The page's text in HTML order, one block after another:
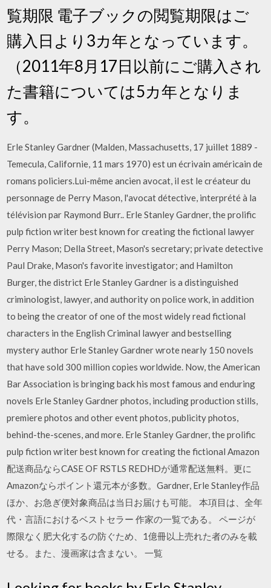
覧期限 電子ブックの閲覧期限はご
購入日より3カ年となっています。
（2011年8月17日以前にご購入され
た書籍については5カ年となりま
す。
Erle Stanley Gardner (Malden, Massachusetts, 17 juillet 1889 -
Temecula, Californie, 11 mars 1970) est un écrivain américain de
romans policiers.Lui-même ancien avocat, il est le créateur du
personnage de Perry Mason, l'avocat détective, interprété à la
télévision par Raymond Burr.. Erle Stanley Gardner, the prolific
pulp fiction writer best known for creating the fictional lawyer
Perry Mason; Della Street, Mason's secretary; private detective
Paul Drake, Mason's favorite investigator; and Hamilton
Burger, the district Erle Stanley Gardner is a distinguished
criminologist, lawyer, and authority on police work, in addition
to being the creator of one of the most widely read fictional
characters in the English Criminal lawyer and bestselling
mystery author Erle Stanley Gardner wrote nearly 150 novels
that have sold 300 million copies worldwide. Now, the American
Bar Association is bringing back his most famous and enduring
novels Erle Stanley Gardner photos, including production stills,
premiere photos and other event photos, publicity photos,
behind-the-scenes, and more. Erle Stanley Gardner, the prolific
pulp fiction writer best known for creating the fictional Amazon
配送商品ならCASE OF RSTLS REDHDが通常配送無料。更に
Amazonならポイント還元本が多数。Gardner, Erle Stanley作品
ほか、お急ぎ便対象商品は当日お届けも可能。 本項目は、全年
代・言語におけるベストセラー 作家の一覧である。 ページが
際限なく肥大化するの防ぐため、1億冊以上売れた者のみを載
せる。また、漫画家は含まない。 一覧